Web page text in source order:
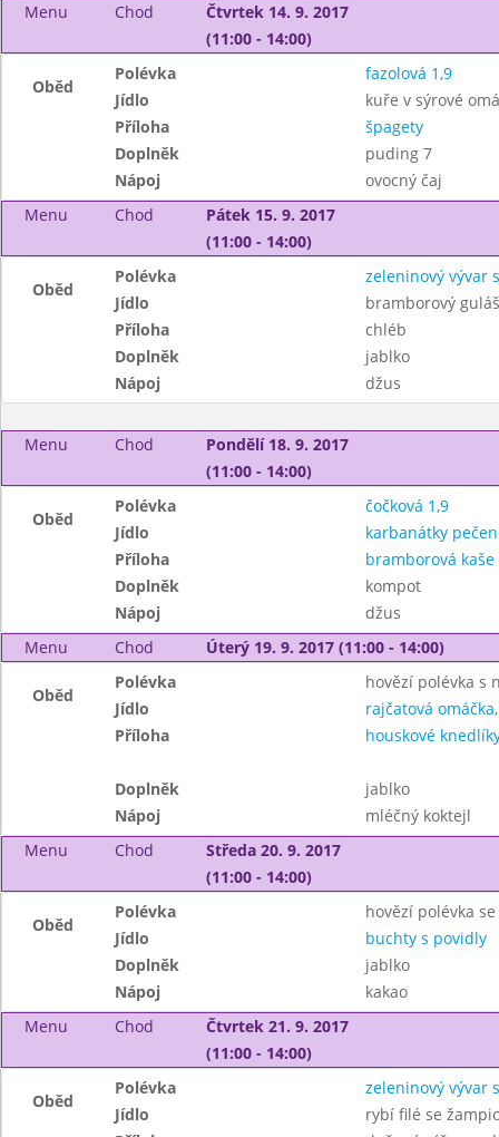
Menu
Chod
Čtvrtek 14. 9. 2017
(11:00 - 14:00)
Oběd
Polévka
fazolová 1,9
Jídlo
kuře v sýrové
Příloha
špagety
Doplněk
puding 7
Nápoj
ovocný čaj
Menu
Chod
Pátek 15. 9. 2017
(11:00 - 14:00)
Oběd
Polévka
zeleninový vývar
Jídlo
bramborový guláš
Příloha
chléb
Doplněk
jablko
Nápoj
džus
Menu Chod
Pondělí 18. 9. 2017
(11:00 - 14:00)
Oběd
Polévka
čočková 1,9
Jídlo
karbanátky
Příloha
bramborová kaše
Doplněk
kompot
Nápoj
džus
Menu
Chod Úterý 19. 9. 2017 (11:00 - 14:00)
Oběd
Polévka
hovězí polévka s
Jídlo
rajčatová
Příloha
houskové
Doplněk
jablko
Nápoj
mléčný koktejl
Menu
Chod
Středa 20. 9. 2017
(11:00 - 14:00)
Oběd
Polévka
hovězí polévka
Jídlo
buchty s povidly
Doplněk
jablko
Nápoj
kakao
Menu
Chod
Čtvrtek 21. 9. 2017
(11:00 - 14:00)
Oběd
Polévka
zeleninový vývar
Jídlo
rybí filé se